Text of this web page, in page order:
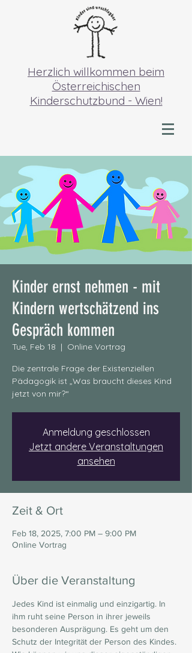
Herzlich willkommen beim
Österreichischen
Kinderschutzbund - Wien!
Kinder ernst nehmen - mit
Kindern wertschätzend ins
Gespräch kommen
Tue, Feb 18
  |
Online Vortrag
Die zentrale Frage der Existenziellen
Pädagogik ist „Was braucht dieses Kind
jetzt von mir?“
Anmeldung geschlossen
Jetzt andere Veranstaltungen
ansehen
Zeit & Ort
Feb 18, 2025, 7:00 PM – 9:00 PM
Online Vortrag
Über die Veranstaltung
Jedes Kind ist einmalig und einzigartig. In
ihm ruht seine Person in ihrer jeweils
besonderen Ausprägung. Es geht um den
Schutz der Integrität der Person des Kindes.